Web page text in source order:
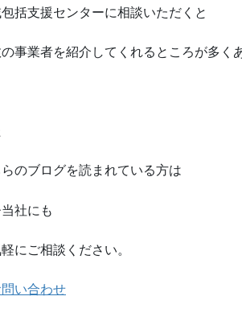
括支援センターに相談いただくと
事業者を紹介してくれるところが多く
らのブログを読まれている方は
社にも
にご相談ください。
問い合わせ